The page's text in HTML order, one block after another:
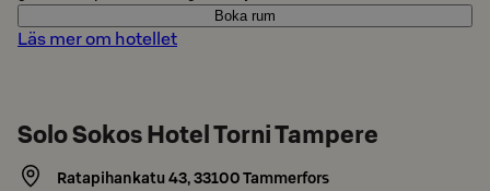
Boka rum
Läs mer om hotellet
Solo Sokos Hotel Torni Tampere
Ratapihankatu 43,33100Tammerfors